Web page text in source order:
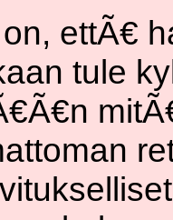
ettÃ€
tule